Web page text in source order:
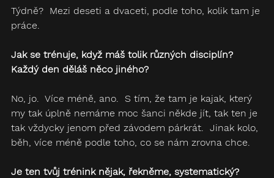
Týdně?  Mezi deseti a dvaceti, podle toho, kolik tam je
práce.
Jak se trénuje, když máš tolik různých disciplín?
Každý den děláš něco jiného?
No, jo.  Více méně, ano.  S tím, že tam je kajak, který
my tak úplně nemáme moc šanci někde jít, tak ten je
tak vždycky jenom před závodem párkrát.  Jinak kolo,
běh, více méně podle toho, co se nám zrovna chce.
Je ten tvůj trénink nějak, řekněme, systematický?